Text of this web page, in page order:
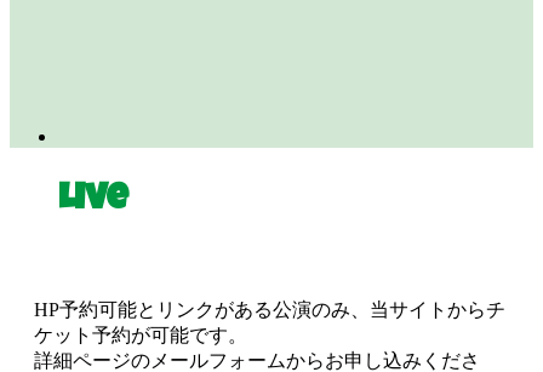
Live
HP予約可能とリンクがある公演のみ、当サイトからチ
ケット予約が可能です。
詳細ページのメールフォームからお申し込みくださ